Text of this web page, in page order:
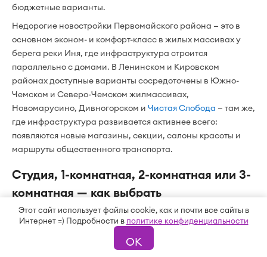
Этот сайт использует файлы cookie, как и почти все сайты в
Интернет =) Подробности в политике конфиденциальности
ОК
бюджетные варианты.
Недорогие новостройки Первомайского района — это в
основном эконом- и комфорт-класс в жилых массивах у
берега реки Иня, где инфраструктура строится
параллельно с домами. В Ленинском и Кировском
районах доступные варианты сосредоточены в Южно-
Чемском и Северо-Чемском жилмассивах,
Новомарусино, Дивногорском и Чистая Слобода — там же,
где инфраструктура развивается активнее всего:
появляются новые магазины, секции, салоны красоты и
маршруты общественного транспорта.
Студия, 1-комнатная, 2-комнатная или 3-
комнатная — как выбрать
Студии и однокомнатные квартиры дешевле по общей
стоимости — уложиться можно в сумму от 2,9 млн рублей.
Но если смотреть на цену за квадратный метр, более